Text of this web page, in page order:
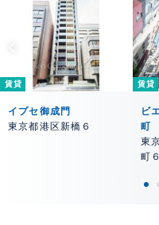
賃貸
イプセ御成門
東京都港区新橋６
賃貸
ビ
町
東
町６